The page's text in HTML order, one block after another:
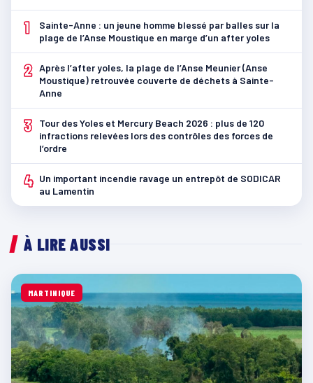
1
Sainte-Anne : un jeune homme blessé par balles sur la
plage de l’Anse Moustique en marge d’un after yoles
2 Après l’after yoles, la plage de l’Anse Meunier (Anse
Moustique) retrouvée couverte de déchets à Sainte-
Anne
3
Tour des Yoles et Mercury Beach 2026 : plus de 120
infractions relevées lors des contrôles des forces de
l’ordre
4 Un important incendie ravage un entrepôt de SODICAR
au Lamentin
À LIRE AUSSI
MARTINIQUE